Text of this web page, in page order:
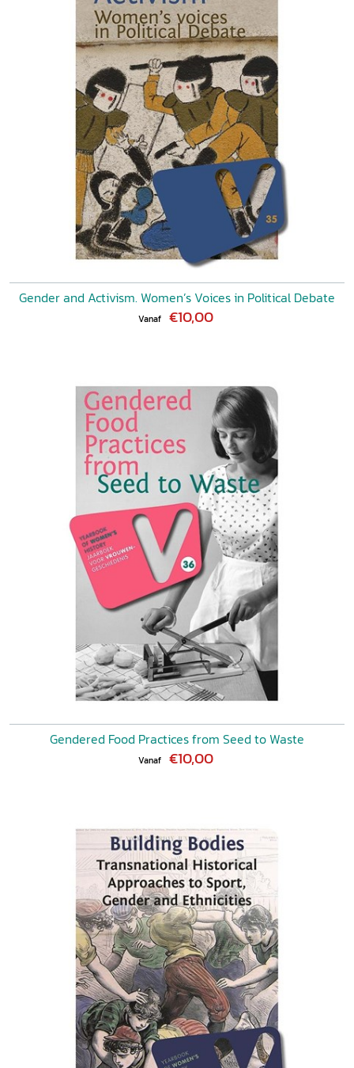
Gender and Activism. Women’s Voices in Political Debate
Vanaf €10,00
Gendered Food Practices from Seed to Waste
Vanaf €10,00